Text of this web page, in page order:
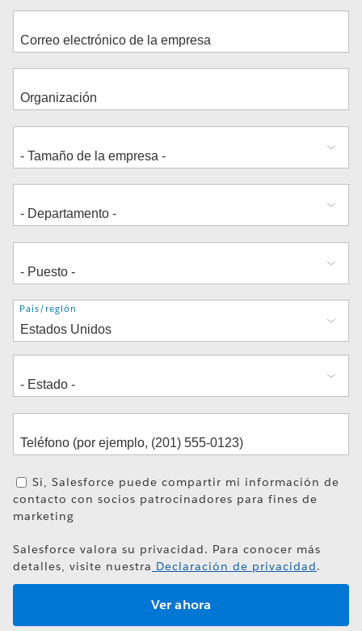
Dirección
País/región
Sí, Salesforce puede compartir mi información de
contacto con socios patrocinadores para fines de
marketing
Salesforce valora su privacidad. Para conocer más
detalles, visite nuestra Declaración de privacidad.